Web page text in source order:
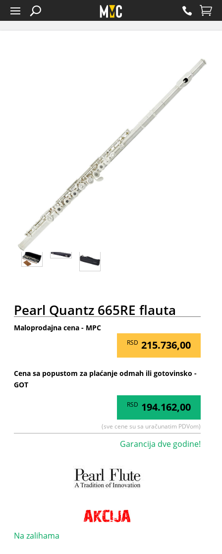
Pearl Quantz 665RE flauta
Maloprodajna cena - MPC
RSD 215.736,00
Cena sa popustom za plaćanje odmah ili gotovinsko -
GOT
RSD 194.162,00
(sve cene su sa uračunatim PDVom)
Garancija dve godine!
Na zalihama